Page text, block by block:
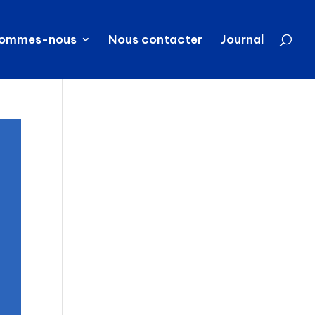
nous Nous contacter Journal